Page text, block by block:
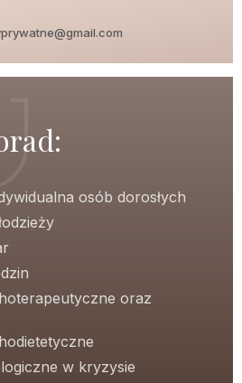
osób dorosłych
oraz
w kryzysie